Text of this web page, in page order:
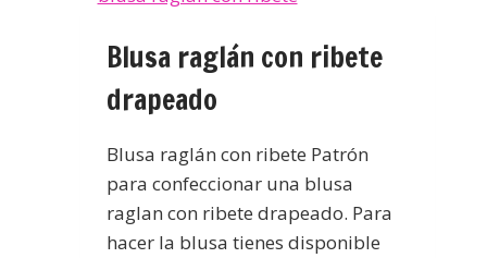
Blusa raglán con ribete
drapeado
Blusa raglán con ribete Patrón
para confeccionar una blusa
raglan con ribete drapeado. Para
hacer la blusa tienes disponible